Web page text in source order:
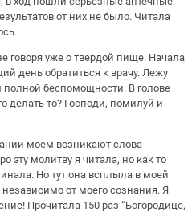
от них не было. Читала
говоря уже о твердой пище. Начала
день обратиться к врачу. Лежу
беспомощности. В голове
делать то? Господи, помилуй и
моем возникают слова
эту молитву я читала, но как то
Но тут она всплыла в моей
от моего сознания. Я
Прочитала 150 раз “Богородице,